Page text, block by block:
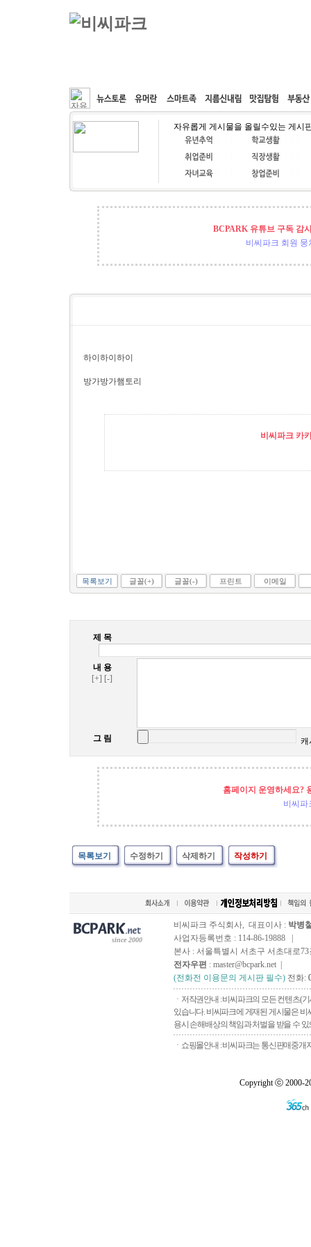
커뮤니티 속도패치 웹호스팅 공동구매
자유롭게 게시물을 올릴수있는 게시
BCPARK 유튜브 구독 감
비씨파크 회원 뭉
하이하이하이
방가방가햄토리
비씨파크 카
목록보기 글꼴(+) 글꼴(-) 프린트 이메일
제 목
내 용
[+] [-]
그 림 캐
홈페이지 운영하세요?
비씨파
목록보기 수정하기 삭제하기 작성하기
since 2000
비씨파크 주식회사, 대표이사 : 박병
사업자등록번호 : 114-86-19888 |
본사 : 서울특별시 서초구 서초대로73
전자우편 : master@bcpark.net |
(전화전 이용문의 게시판 필수) 전화:
ㆍ저작권안내 : 비씨파크의 모든 컨텐츠(
있습니다. 비씨파크에 게재된 게시물은
용시 손해배상의 책임과 처벌을 받을 수
ㆍ쇼핑몰안내 : 비씨파크는 통신판매중개
Copyright ⓒ 2000-